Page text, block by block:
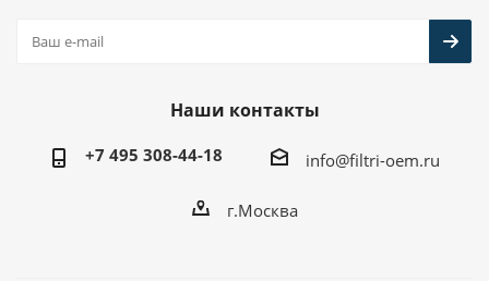
Наши контакты
+7 495 308-44-18 info@filtri-oem.ru
г.Москва